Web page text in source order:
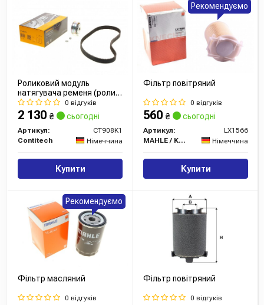
так і не з'явилися підробки під фірмовий Aral. На думку
фахівців, продукція групи BP є одним із найкращих
представників німецько/британської хімічної
промисловості, яка працює на потреби автомобільного
світу. Єдиний недолік масел Aral – найвища ціна. Втім,
вона повністю виправдана: олії не втрачають
властивості навіть при екстремальних температурах,
відмінно показують себе на високих оборотах, довго
зберігають властивості, що чистять.
Сайт: https://www.aral-lubricants.de
Роликовий модуль
натягувача ременя (ролик,
ремінь)
0 відгуків
2 130 ₴ сьогодні
Артикул:
CT908K1
Contitech
Німеччина
Купити
Фільтр повітряний
0 відгуків
560 ₴ сьогодні
Артикул:
LX1566
MAHLE / KNECHT
Німеччина
Купити
Рекомендуємо
Фільтр масляний
0 відгуків
Рекомендуємо
Фільтр повітряний
0 відгуків